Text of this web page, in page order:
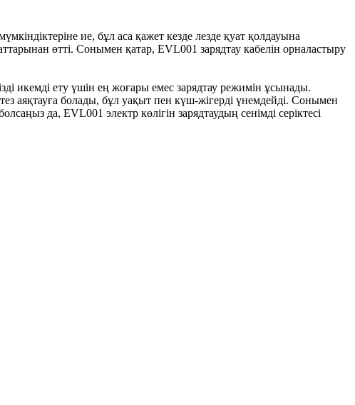
ие, бұл аса қажет кезде лезде қуат қолдауына
өтті. Сонымен қатар, EVL001 зарядтау кабелін орналастыру
икемді ету үшін ең жоғары емес зарядтау режимін ұсынады.
аяқтауға болады, бұл уақыт пен күш-жігерді үнемдейді. Сонымен
да, EVL001 электр көлігін зарядтаудың сенімді серіктесі